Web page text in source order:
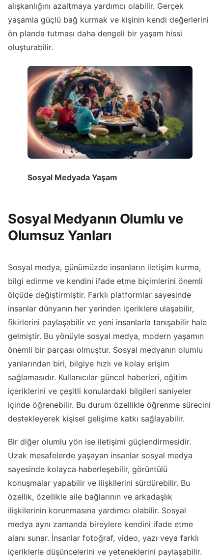
alışkanlığını azaltmaya yardımcı olabilir. Gerçek
yaşamla güçlü bağ kurmak ve kişinin kendi değerlerini
ön planda tutması daha dengeli bir yaşam hissi
oluşturabilir.
Sosyal Medyada Yaşam
Sosyal Medyanın Olumlu ve
Olumsuz Yanları
Sosyal medya, günümüzde insanların iletişim kurma,
bilgi edinme ve kendini ifade etme biçimlerini önemli
ölçüde değiştirmiştir. Farklı platformlar sayesinde
insanlar dünyanın her yerinden içeriklere ulaşabilir,
fikirlerini paylaşabilir ve yeni insanlarla tanışabilir hale
gelmiştir. Bu yönüyle sosyal medya, modern yaşamın
önemli bir parçası olmuştur. Sosyal medyanın olumlu
yanlarından biri, bilgiye hızlı ve kolay erişim
sağlamasıdır. Kullanıcılar güncel haberleri, eğitim
içeriklerini ve çeşitli konulardaki bilgileri saniyeler
içinde öğrenebilir. Bu durum özellikle öğrenme sürecini
destekleyerek kişisel gelişime katkı sağlayabilir.
Bir diğer olumlu yön ise iletişimi güçlendirmesidir.
Uzak mesafelerde yaşayan insanlar sosyal medya
sayesinde kolayca haberleşebilir, görüntülü
konuşmalar yapabilir ve ilişkilerini sürdürebilir. Bu
özellik, özellikle aile bağlarının ve arkadaşlık
ilişkilerinin korunmasına yardımcı olabilir. Sosyal
medya aynı zamanda bireylere kendini ifade etme
alanı sunar. İnsanlar fotoğraf, video, yazı veya farklı
içeriklerle düşüncelerini ve yeteneklerini paylaşabilir.